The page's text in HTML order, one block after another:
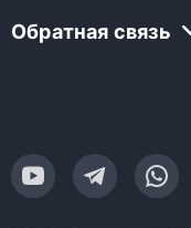
Обратная связь